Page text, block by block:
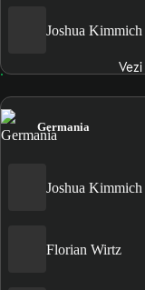
Joshua Kimmich
Germania
Joshua Kimmich
Florian Wirtz